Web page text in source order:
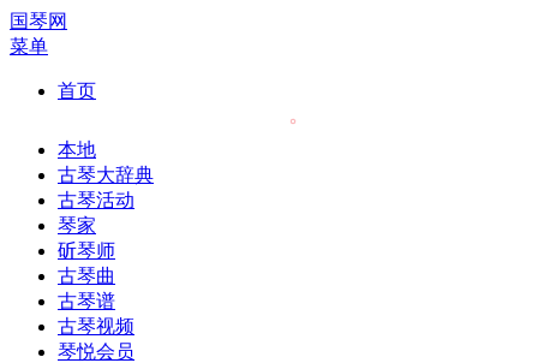
国琴网
菜单
首页
本地
古琴大辞典
古琴活动
琴家
斫琴师
古琴曲
古琴谱
古琴视频
琴悦会员